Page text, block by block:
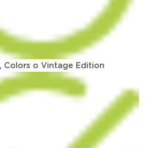
Colors o Vintage Edition